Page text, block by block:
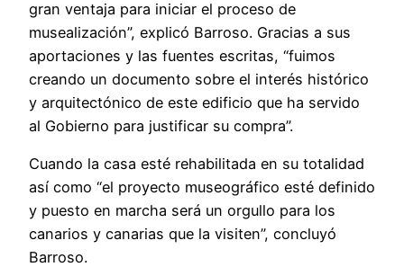
gran ventaja para iniciar el proceso de
musealización”, explicó Barroso. Gracias a sus
aportaciones y las fuentes escritas, “fuimos
creando un documento sobre el interés histórico
y arquitectónico de este edificio que ha servido
al Gobierno para justificar su compra”.
Cuando la casa esté rehabilitada en su totalidad
así como “el proyecto museográfico esté definido
y puesto en marcha será un orgullo para los
canarios y canarias que la visiten”, concluyó
Barroso.